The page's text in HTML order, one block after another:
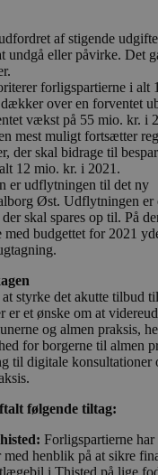
af stigende
undgå eller påvirke. Det
forligspartierne i alt
over en forventet
vækst på 55 mio. kr. i
mest muligt fortsætter
der skal bidrage til
12 mio. kr. i 2021.
er udflytningen til det ny
Øst. Udflytningen er
skal spares op til. På
budgettet for 2021
styrke det akutte tilbud
er et ønske om at
og almen praksis,
for borgerne til almen
til digitale
følgende tiltag:
Forligspartierne
henblik på at sikre
i Thisted på lige